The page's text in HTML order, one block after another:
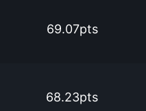
69.07pts
68.23pts